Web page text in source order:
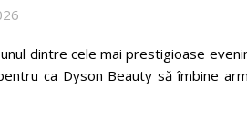
dintre cele mai prestigioase
ca Dyson Beauty să îmbine